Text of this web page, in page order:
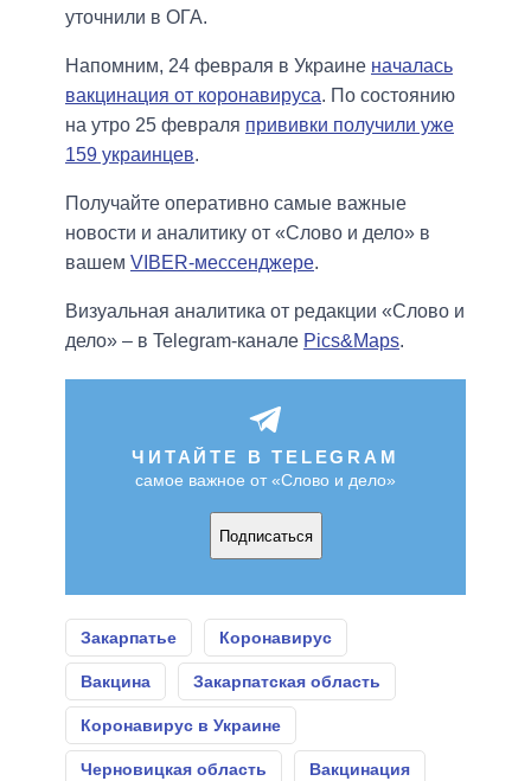
уточнили в ОГА.
Напомним, 24 февраля в Украине началась
вакцинация от коронавируса. По состоянию
на утро 25 февраля прививки получили уже
159 украинцев.
Получайте оперативно самые важные
новости и аналитику от «Слово и дело» в
вашем VIBER-мессенджере.
Визуальная аналитика от редакции «Слово и
дело» – в Telegram-канале Pics&Maps.
ЧИТАЙТЕ В TELEGRAM
самое важное от «Слово и дело»
Подписаться
Закарпатье Коронавирус
Вакцина Закарпатская область
Коронавирус в Украине
Черновицкая область Вакцинация